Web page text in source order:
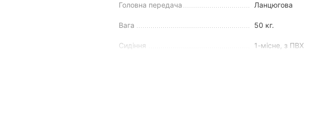
Головна передача Ланцюгова
Вага 50 кг.
Сидіння 1-місне, з ПВХ